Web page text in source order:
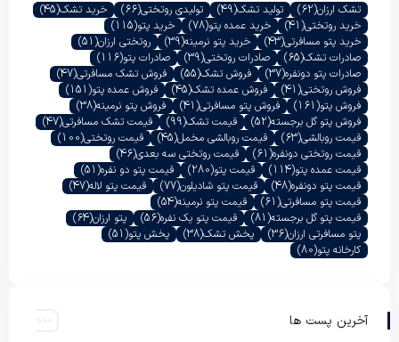
تشک ارزان(62) تولید تشک(49) تولیدی روتختی(66) خرید تشک(45)
خرید روتختی(41) خرید عمده پتو(78) خرید پتو(115)
خرید پتو مسافرتی(43) خرید پتو نرمینه(39) روتختی ارزان(51)
صادرات تشک(65) صادرات روتختی(39) صادرات پتو(116)
صادرات پتو دونفره(37) فروش تشک(55) فروش تشک مسافرتی(47)
فروش روتختی(41) فروش عمده تشک(45) فروش عمده پتو(151)
فروش پتو(161) فروش پتو مسافرتی(41) فروش پتو نرمینه(38)
فروش پتو گل برجسته(52) قیمت تشک(99) قیمت تشک مسافرتی(47)
قیمت روبالشی(63) قیمت روبالشی مخمل(45) قیمت روتختی(100)
قیمت روتختی دونفره(61) قیمت روتختی سه بعدی(46)
قیمت عمده پتو(114) قیمت پتو(280) قیمت پتو دو نفره(51)
قیمت پتو دونفره(48) قیمت پتو شادیلون(77) قیمت پتو لاله(47)
قیمت پتو مسافرتی(61) قیمت پتو نرمینه(54)
قیمت پتو گل برجسته(81) قیمت پتو یک نفره(56) پتو ارزان(64)
پتو مسافرتی ارزان(36) پخش تشک(38) پخش پتو(51)
کارخانه پتو(80)
آخرین پست ها